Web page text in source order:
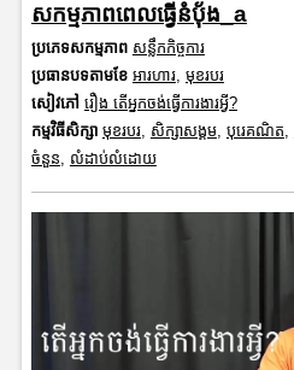
សកម្មភាពពេលធ្វើនំប័ុង_a
ប្រភេទសកម្មភាព សន្លឹកកិច្ចការ
ប្រធានបទតាមខែ អារហារ, មុខរបរ
សៀវភៅ រឿង តើអ្នកចង់ធ្វើការងារអ្វី?
កម្មវិធីសិក្សា មុខរបរ, សិក្សាសង្គម, បុរេគណិត,
ចំនួន, លំដាប់លំដោយ